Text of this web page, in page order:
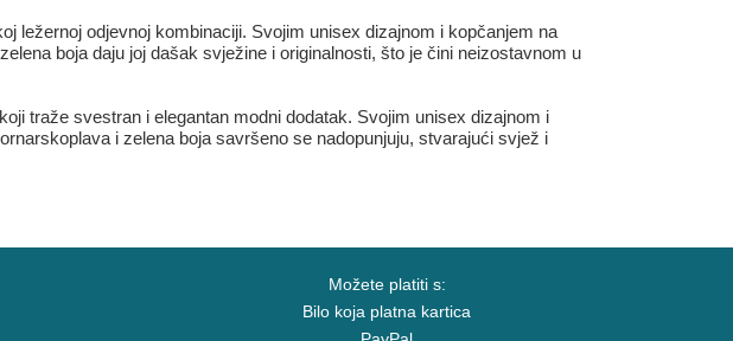
ležernoj odjevnoj kombinaciji. Svojim unisex dizajnom i kopčanjem na
boja daju joj dašak svježine i originalnosti, što je čini neizostavnom u
traže svestran i elegantan modni dodatak. Svojim unisex dizajnom i
i zelena boja savršeno se nadopunjuju, stvarajući svjež i
Možete platiti s:
Bilo koja platna kartica